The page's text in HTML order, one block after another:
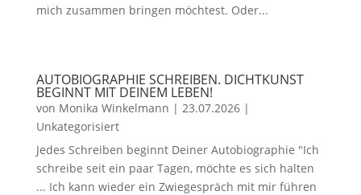
mich zusammen bringen möchtest. Oder...
AUTOBIOGRAPHIE SCHREIBEN. DICHTKUNST
BEGINNT MIT DEINEM LEBEN!
von Monika Winkelmann | 23.07.2026|
Unkategorisiert
Jedes Schreiben beginnt Deiner Autobiographie "Ich
schreibe seit ein paar Tagen, möchte es sich halten
... Ich kann wieder ein Zwiegespräch mit mir führen